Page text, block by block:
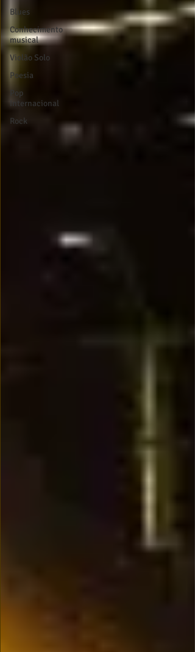
Blues
Conhecimento
musical
Violão Solo
Poesia
Pop
Internacional
Rock